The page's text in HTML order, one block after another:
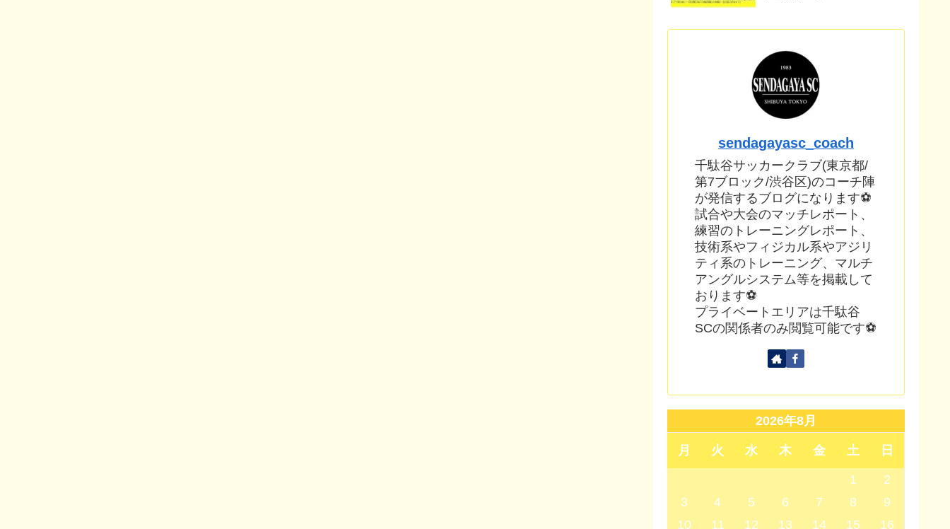
sendagayasc_coach
千駄谷サッカークラブ(東京都/
第7ブロック/渋谷区)のコーチ陣
が発信するブログになります⚽
試合や大会のマッチレポート、
練習のトレーニングレポート、
技術系やフィジカル系やアジリ
ティ系のトレーニング、マルチ
アングルシステム等を掲載して
おります⚽
プライベートエリアは千駄谷
SCの関係者のみ閲覧可能です⚽
2026年8月
月 火 水 木 金 土 日
1
2
3
4 5 6 7 8
9
10
11 12 13 14 15 16